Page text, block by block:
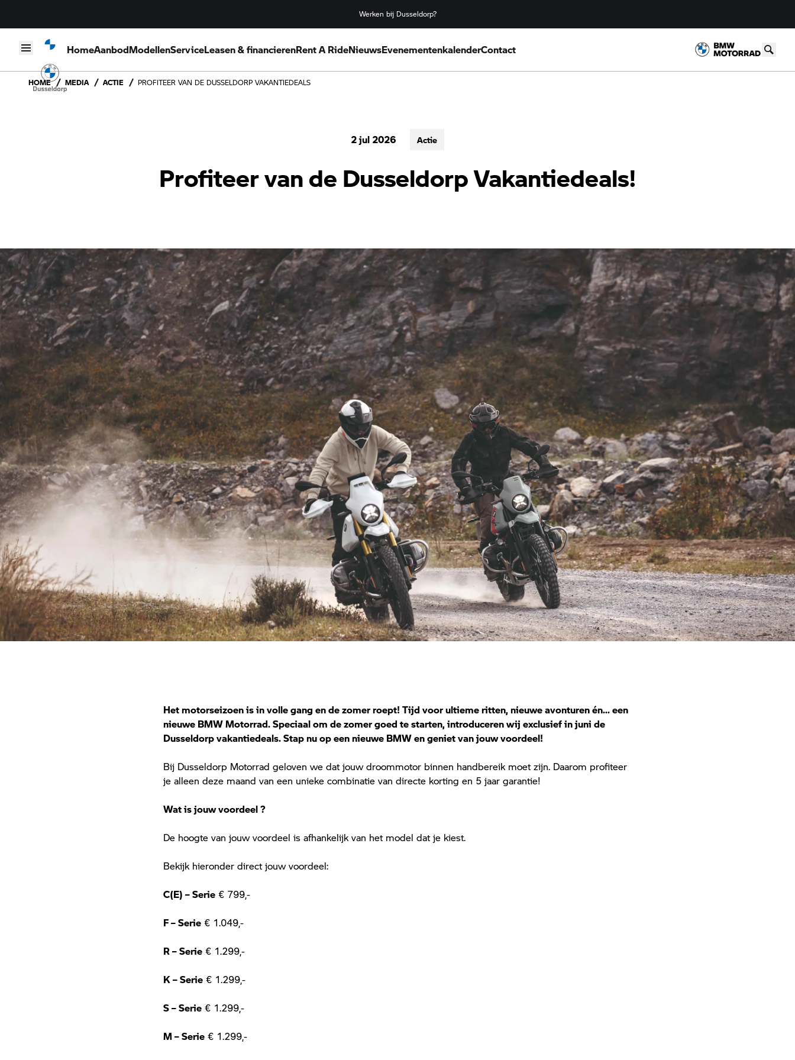
Werken bij Dusseldorp?
HomeAanbodModellenServiceLeasen & financierenRent A RideNieuwsEvenementenkalenderContact
Skip to content
HOME MEDIA ACTIE PROFITEER VAN DE DUSSELDORP VAKANTIEDEALS
2 jul 2026 Actie
Profiteer van de Dusseldorp Vakantiedeals!
Het motorseizoen is in volle gang en de zomer roept! Tijd voor ultieme ritten, nieuwe avonturen én... een
nieuwe BMW Motorrad. Speciaal om de zomer goed te starten, introduceren wij exclusief in juni de
Dusseldorp vakantiedeals. Stap nu op een nieuwe BMW en geniet van jouw voordeel!
Bij Dusseldorp Motorrad geloven we dat jouw droommotor binnen handbereik moet zijn. Daarom profiteer
je alleen deze maand van een unieke combinatie van directe korting en 5 jaar garantie!
Wat is jouw voordeel ?
De hoogte van jouw voordeel is afhankelijk van het model dat je kiest.
Bekijk hieronder direct jouw voordeel:
C(E) – Serie € 799,-
F – Serie € 1.049,-
R – Serie € 1.299,-
K – Serie € 1.299,-
S – Serie € 1.299,-
M – Serie € 1.299,-